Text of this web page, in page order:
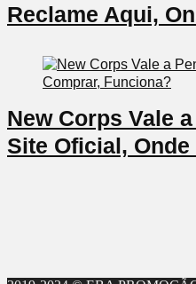
Reclame Aqui,
New Corps Vale a
Site Oficial,